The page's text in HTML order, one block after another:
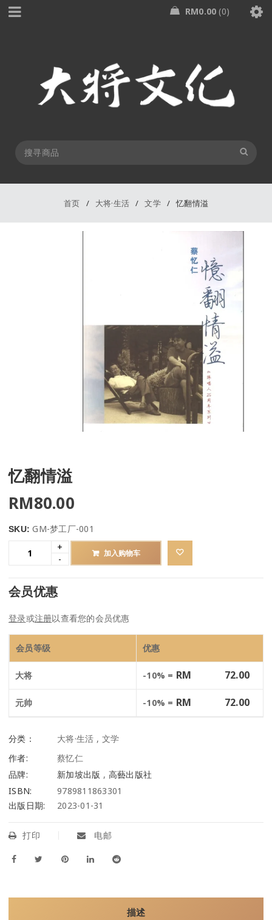
RM0.00 0
首页 / 大将·生活 / 文学 / 忆翻情溢
忆翻情溢
RM80.00
SKU:GM-梦工厂-001
加入购物车
会员优惠
登录或注册以查看您的会员优惠
会员等级 优惠
大将 -10% = RM 72.00
元帅 -10% = RM 72.00
分类： 大将·生活 , 文学
作者:
蔡忆仁
品牌:
新加坡出版 , 高藝出版社
ISBN:
9789811863301
出版日期:
2023-01-31
打印 电邮
描述